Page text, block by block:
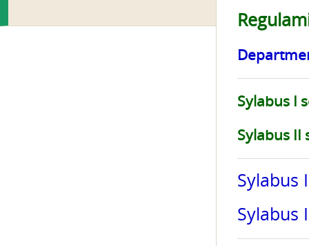
Sylabus I
Sylabus II
Sylabus
Sylabus